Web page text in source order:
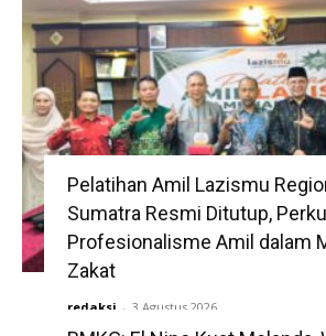
Pelatihan Amil Lazismu
Sumatra Resmi Ditutup,
Profesionalisme Amil dalam
Zakat
redaksi - 3 Agustus 2026